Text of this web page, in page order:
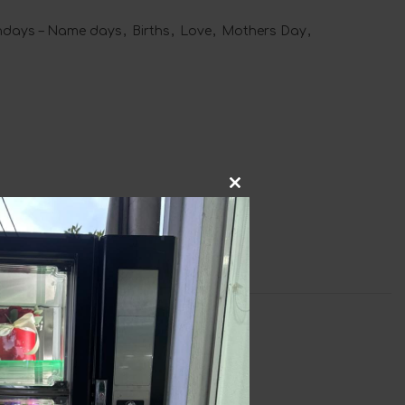
– Name days, Births , Love, Mothers Day ,